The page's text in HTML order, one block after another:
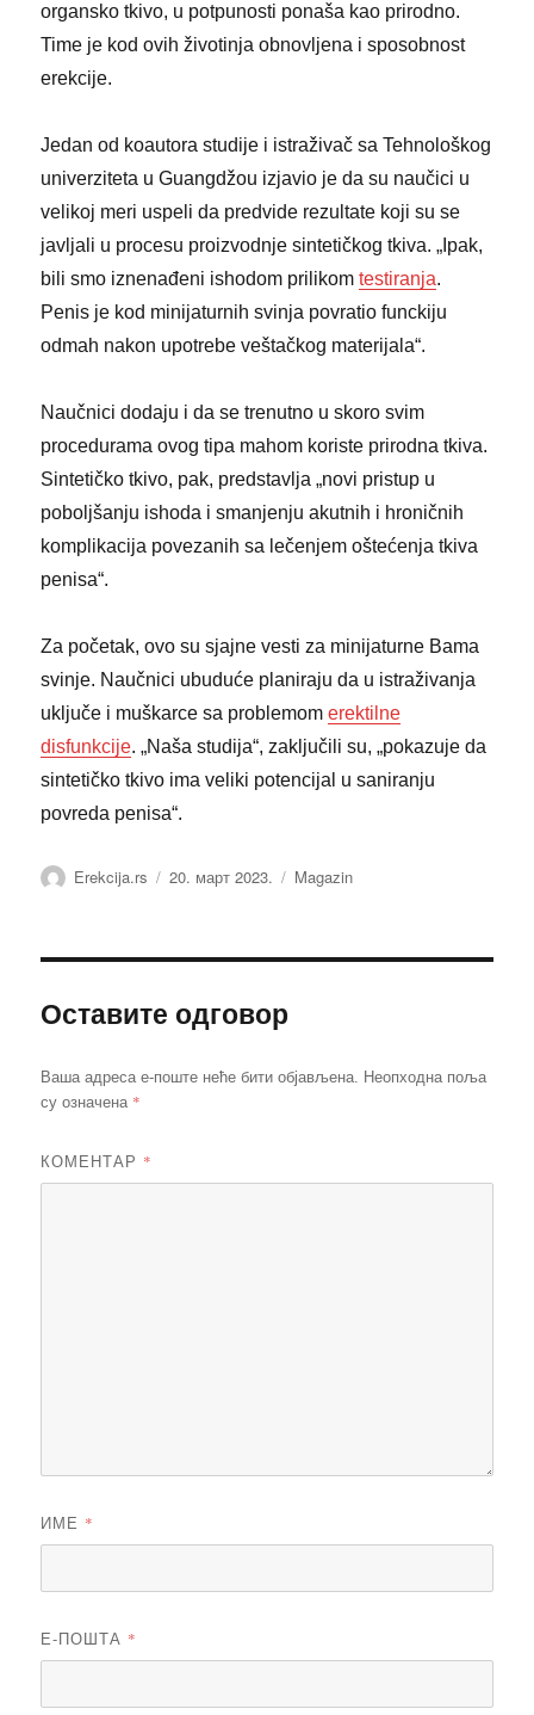
organsko tkivo, u potpunosti ponaša kao prirodno.
Time je kod ovih životinja obnovljena i sposobnost
erekcije.
Jedan od koautora studije i istraživač sa Tehnološkog
univerziteta u Guangdžou izjavio je da su naučici u
velikoj meri uspeli da predvide rezultate koji su se
javljali u procesu proizvodnje sintetičkog tkiva. „Ipak,
bili smo iznenađeni ishodom prilikomtestiranja.
Penis je kod minijaturnih svinja povratio funckiju
odmah nakon upotrebe veštačkog materijala“.
Naučnici dodaju i da se trenutno u skoro svim
procedurama ovog tipa mahom koriste prirodna tkiva.
Sintetičko tkivo, pak, predstavlja „novi pristup u
poboljšanju ishoda i smanjenju akutnih i hroničnih
komplikacija povezanih sa lečenjem oštećenja tkiva
penisa“.
Za početak, ovo su sjajne vesti za minijaturne Bama
svinje. Naučnici ubuduće planiraju da u istraživanja
uključe i muškarce sa problemomerektilne
disfunkcije. „Naša studija“, zaključili su, „pokazuje da
sintetičko tkivo ima veliki potencijal u saniranju
povreda penisa“.
Аутор
Erekcija.rs Објављено
20. март 2023. Категорије
Magazin
Оставите одговор
Ваша адреса е-поште неће бити објављена. Неопходна поља
су означена *
КОМЕНТАР *
ИМЕ *
Е-ПОШТА *